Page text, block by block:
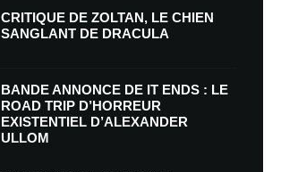
CRITIQUE DE ZOLTAN, LE CHIEN
SANGLANT DE DRACULA
BANDE ANNONCE DE IT ENDS : LE
ROAD TRIP D’HORREUR
EXISTENTIEL D’ALEXANDER
ULLOM